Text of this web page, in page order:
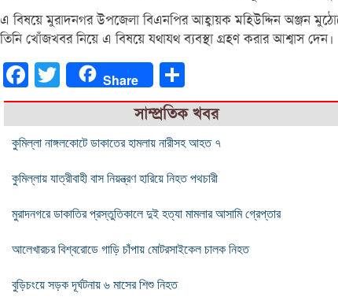
এ বিষয়ে মুরাদনগর উপজেলা বিএনপির আহ্বায়ক মহিউদ্দিন অঞ্জন
তিনি খোঁজখবর নিয়ে এ বিষয়ে যথাযথ ব্যবস্থা গ্রহণ করার আশ্বাস দেন।
FacebookTwitter Share
সাম্প্রতিক খবর
কুমিল্লা নাঙ্গলকোটে ডাকাতের হামলায় নারীসহ আহত ৭
কুমিল্লায় যাত্রীবাহী বাস নিয়ন্ত্রণ হারিয়ে নিহত পথচারী
মুরাদনগরে ডাকাতির প্রস্তুতিকালে দুই হত্যা মামলার আসামি গ্রেপ্তার
আলেখারচর বিশ্বরোডে গাড়ি চাঁপায় মোটরসাইকেল চালক নিহত
বুড়িচংয়ে সড়ক দূর্ঘটনায় ৬ মাসের শিশু নিহত